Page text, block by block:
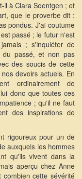
il à Clara Soentgen ; et
que le proverbe dit :
pondus. J'ai coutume
passé ; le futur n'est
; s'inquiéter de
du passé, et non pas
des soucis de cette
devoirs actuels. En
ordinairement de
donc que toutes ces
; qu'il ne faut
des inspirations de
rigoureux pour un de
auxquels les hommes
qu'ils vivent dans la
aperçu chez Anne
cette sévérité